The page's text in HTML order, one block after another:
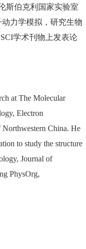
斯伯克利国家实验室
力学模拟，研究生物
SCI学术刊物上发表论
at The Molecular
Electron
China. He
to study the structure
Journal of
PhysOrg,